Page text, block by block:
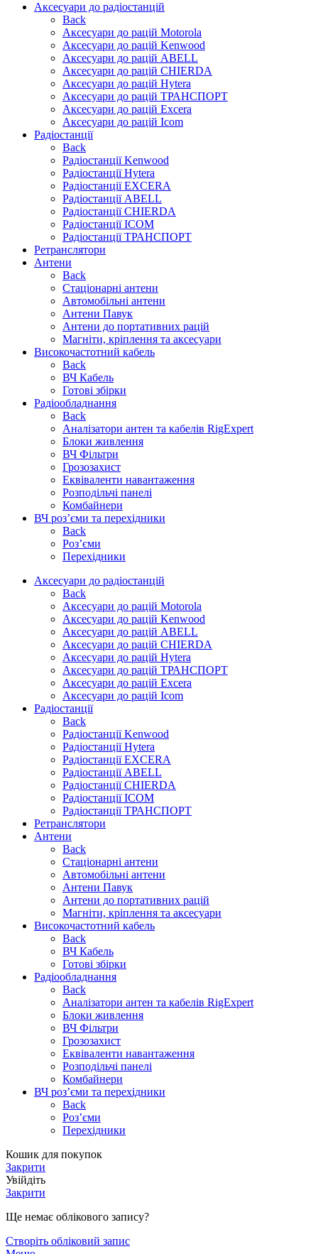
Аксесуари до радіостанцій
Back
Аксесуари до рацій Motorola
Аксесуари до рацій Kenwood
Аксесуари до рацій ABELL
Аксесуари до рацій CHIERDA
Аксесуари до рацій Hytera
Аксесуари до рацій ТРАНСПОРТ
Аксесуари до рацій Excera
Аксесуари до рацій Icom
Радіостанції
Back
Радіостанції Kenwood
Радіостанції Hytera
Радіостанції EXCERA
Радіостанції ABELL
Радіостанції CHIERDA
Радіостанції ICOM
Радіостанції ТРАНСПОРТ
Ретранслятори
Антени
Back
Стаціонарні антени
Автомобільні антени
Антени Павук
Антени до портативних рацій
Магніти, кріплення та аксесуари
Високочастотний кабель
Back
ВЧ Кабель
Готові збірки
Радіообладнання
Back
Аналізатори антен та кабелів RigExpert
Блоки живлення
ВЧ Фільтри
Грозозахист
Еквіваленти навантаження
Розподільчі панелі
Комбайнери
ВЧ роз’єми та перехідники
Back
Роз’єми
Перехідники
Аксесуари до радіостанцій
Back
Аксесуари до рацій Motorola
Аксесуари до рацій Kenwood
Аксесуари до рацій ABELL
Аксесуари до рацій CHIERDA
Аксесуари до рацій Hytera
Аксесуари до рацій ТРАНСПОРТ
Аксесуари до рацій Excera
Аксесуари до рацій Icom
Радіостанції
Back
Радіостанції Kenwood
Радіостанції Hytera
Радіостанції EXCERA
Радіостанції ABELL
Радіостанції CHIERDA
Радіостанції ICOM
Радіостанції ТРАНСПОРТ
Ретранслятори
Антени
Back
Стаціонарні антени
Автомобільні антени
Антени Павук
Антени до портативних рацій
Магніти, кріплення та аксесуари
Високочастотний кабель
Back
ВЧ Кабель
Готові збірки
Радіообладнання
Back
Аналізатори антен та кабелів RigExpert
Блоки живлення
ВЧ Фільтри
Грозозахист
Еквіваленти навантаження
Розподільчі панелі
Комбайнери
ВЧ роз’єми та перехідники
Back
Роз’єми
Перехідники
Кошик для покупок
Закрити
Увійдіть
Закрити
Ще немає облікового запису?
Створіть обліковий запис